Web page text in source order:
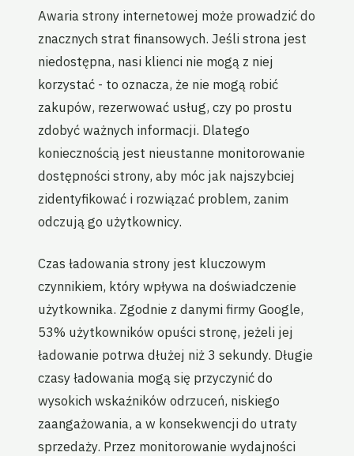
Awaria strony internetowej może prowadzić do
znacznych strat finansowych. Jeśli strona jest
niedostępna, nasi klienci nie mogą z niej
korzystać - to oznacza, że nie mogą robić
zakupów, rezerwować usług, czy po prostu
zdobyć ważnych informacji. Dlatego
koniecznością jest nieustanne monitorowanie
dostępności strony, aby móc jak najszybciej
zidentyfikować i rozwiązać problem, zanim
odczują go użytkownicy.
Czas ładowania strony jest kluczowym
czynnikiem, który wpływa na doświadczenie
użytkownika. Zgodnie z danymi firmy Google,
53% użytkowników opuści stronę, jeżeli jej
ładowanie potrwa dłużej niż 3 sekundy. Długie
czasy ładowania mogą się przyczynić do
wysokich wskaźników odrzuceń, niskiego
zaangażowania, a w konsekwencji do utraty
sprzedaży. Przez monitorowanie wydajności